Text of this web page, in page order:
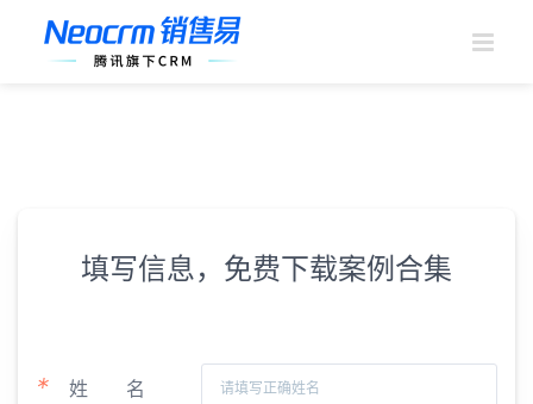
填写信息，免费下载案例合集
* 姓 名